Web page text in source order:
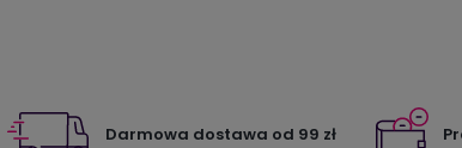
Darmowa dostawa od 99 zł